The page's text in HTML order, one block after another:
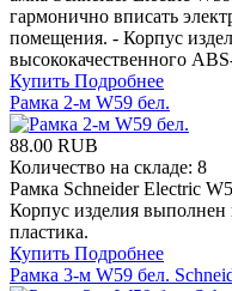
гармонично вписать
помещения. - Корпус
высококачественного
Купить Подробнее
Рамка 2-м W59 бел.
88.00 RUB
Количество на складе: 8
Рамка Schneider Electric
Корпус изделия выполнен
пластика.
Купить Подробнее
Рамка 3-м W59 бел.